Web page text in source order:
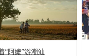
“阿嬷”游潮汕